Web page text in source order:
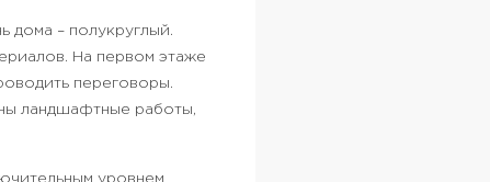
дома – полукруглый.
На первом этаже
переговоры.
ландшафтные работы,
уровнем